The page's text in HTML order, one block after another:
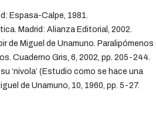
Espasa-Calpe, 1981.
Madrid: Alianza Editorial, 2002.
de Miguel de Unamuno. Paralipómenos
Cuaderno Gris, 6, 2002, pp. 205-244.
‘nivola’ (Estudio como se hace una
de Unamuno, 10, 1960, pp. 5-27.